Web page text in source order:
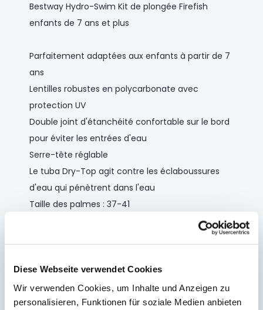
Diese Webseite verwendet Cookies
Wir verwenden Cookies, um Inhalte und Anzeigen zu
personalisieren, Funktionen für soziale Medien anbieten
Bestway Hydro-Swim Kit de plongée Firefish
enfants de 7 ans et plus
Parfaitement adaptées aux enfants à partir de 7
ans
Lentilles robustes en polycarbonate avec
protection UV
Double joint d'étanchéité confortable sur le bord
pour éviter les entrées d'eau
Serre-tête réglable
Le tuba Dry-Top agit contre les éclaboussures
d'eau qui pénètrent dans l'eau
Taille des palmes : 37-41
Contenu : 1 masque, 1 tuba, 1 paire de palmes
Lentilles en polycarbonate longue distance avec
protection UV
Double étanchéité du bord pour un ajustement